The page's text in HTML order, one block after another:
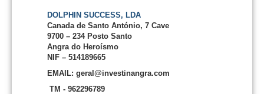
DOLPHIN SUCCESS, LDA
Canada de Santo António, 7 Cave
9700 – 234 Posto Santo
Angra do Heroísmo
NIF – 514189665
EMAIL: geral@investinangra.com
TM - 962296789